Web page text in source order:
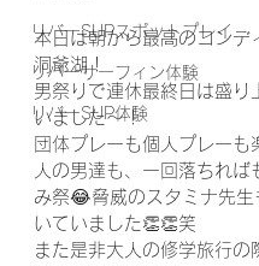
リバーSUPスポットプレイ
リバーサーフィン体験
リバーSUP体験
本日は朝から最高のコンデ
洞爺湖！
男祭りで連休最終日は盛り
いました〜！
団体プレーも個人プレーも
人の男達も、一回落ちれば
み祭😂脅威のスタミナ先生
いていました👏👏笑
また是非大人の修学旅行の